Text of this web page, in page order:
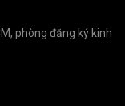
phòng đăng ký kinh